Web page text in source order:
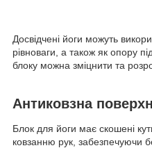
Досвідчені йоги можуть
рівноваги, а також як опору
блоку можна зміцнити та
Антиковзна
Блок для йоги має скошені
ковзанню рук, забезпечуючи